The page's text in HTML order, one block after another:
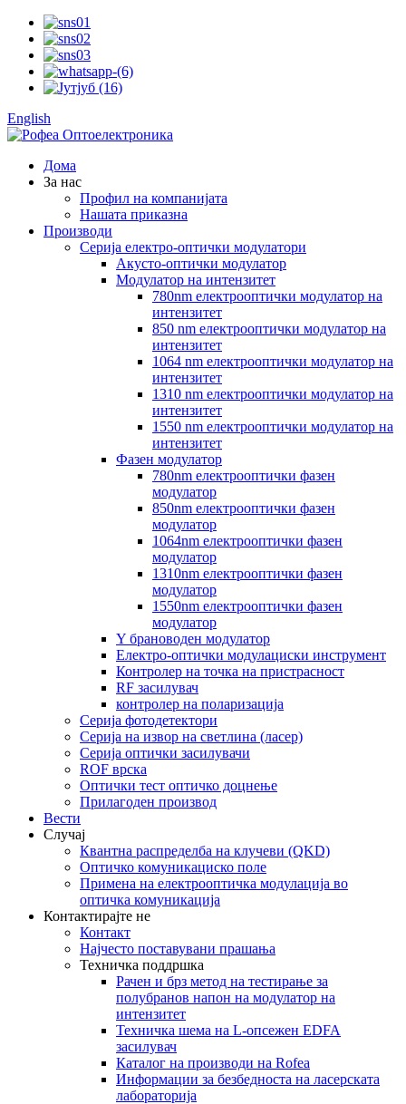
English
Дома
За нас
Профил на компанијата
Нашата приказна
Производи
Серија електро-оптички модулатори
Акусто-оптички модулатор
Модулатор на интензитет
780nm електрооптички модулатор на
интензитет
850 nm електрооптички модулатор на
интензитет
1064 nm електрооптички модулатор на
интензитет
1310 nm електрооптички модулатор на
интензитет
1550 nm електрооптички модулатор на
интензитет
Фазен модулатор
780nm електрооптички фазен
модулатор
850nm електрооптички фазен
модулатор
1064nm електрооптички фазен
модулатор
1310nm електрооптички фазен
модулатор
1550nm електрооптички фазен
модулатор
Y брановоден модулатор
Електро-оптички модулациски инструмент
Контролер на точка на пристрасност
RF засилувач
контролер на поларизација
Серија фотодетектори
Серија на извор на светлина (ласер)
Серија оптички засилувачи
ROF врска
Оптички тест оптичко доцнење
Прилагоден производ
Вести
Случај
Квантна распределба на клучеви (QKD)
Оптичко комуникациско поле
Примена на електрооптичка модулација во
оптичка комуникација
Контактирајте не
Контакт
Најчесто поставувани прашања
Техничка поддршка
Рачен и брз метод на тестирање за
полубранов напон на модулатор на
интензитет
Техничка шема на L-опсежен EDFA
засилувач
Каталог на производи на Rofea
Информации за безбедноста на ласерската
лабораторија